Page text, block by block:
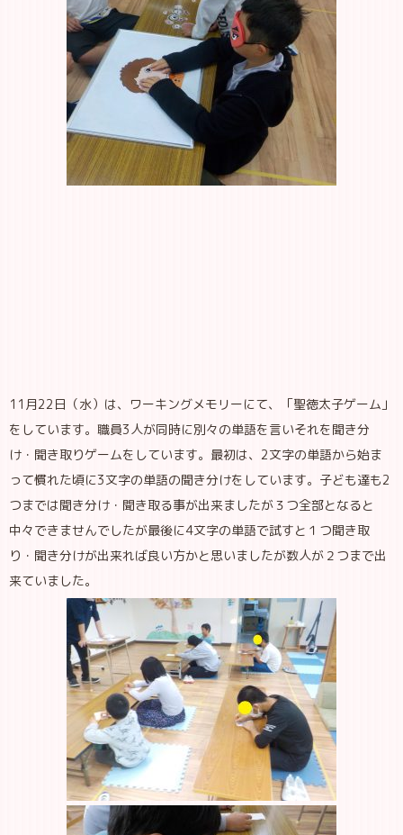
11月22日（水）は、ワーキングメモリーにて、「聖徳太子ゲーム」
をしています。職員3人が同時に別々の単語を言いそれを聞き分
け・聞き取りゲームをしています。最初は、2文字の単語から始ま
って慣れた頃に3文字の単語の聞き分けをしています。子ども達も2
つまでは聞き分け・聞き取る事が出来ましたが３つ全部となると
中々できませんでしたが最後に4文字の単語で試すと１つ聞き取
り・聞き分けが出来れば良い方かと思いましたが数人が２つまで出
来ていました。